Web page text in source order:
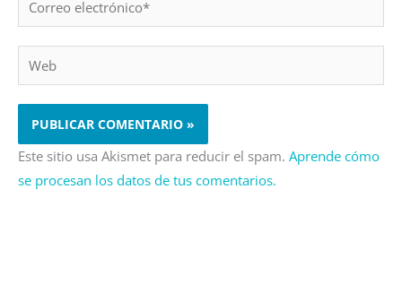
electrónico*
Web
Este sitio usa Akismet para reducir el spam. Aprende cómo
se procesan los datos de tus comentarios.